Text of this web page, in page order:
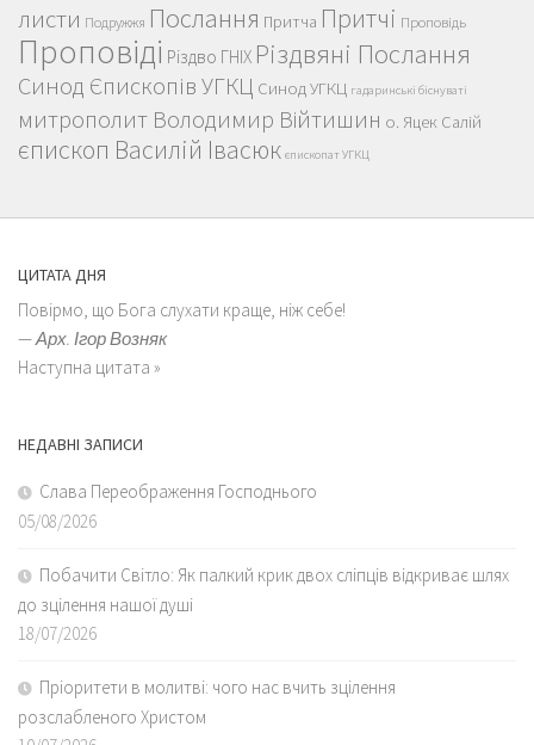
листи Подружжя Послання Притча Притчі Проповідь
Проповіді Різдво ГНІХ Різдвяні Послання
Синод Єпископів УГКЦ Синод УГКЦ гадаринські біснуваті
митрополит Володимир Війтишин о. Яцек Салій
єпископ Василій Івасюк єпископат УГКЦ
ЦИТАТА ДНЯ
Повірмо, що Бога слухати краще, ніж себе!
—Арх. Ігор Возняк
Наступна цитата »
НЕДАВНІ ЗАПИСИ
Слава Переображення Господнього
05/08/2026
Побачити Світло: Як палкий крик двох сліпців відкриває шлях
до зцілення нашої душі
18/07/2026
Пріоритети в молитві: чого нас вчить зцілення
розслабленого Христом